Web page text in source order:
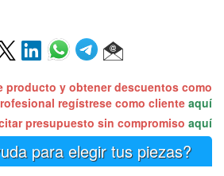
producto y obtener descuentos como
regístrese como cliente aquí
presupuesto sin compromiso aquí
para elegir tus piezas?